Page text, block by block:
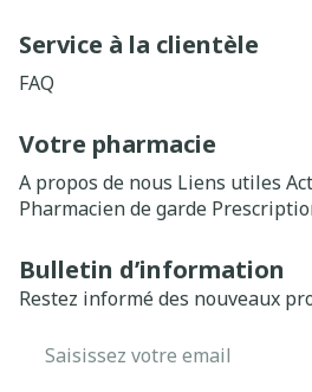
Service à la clientèle
FAQ
Votre pharmacie
A propos de nous Liens utiles
Pharmacien de garde
Bulletin d’information
Restez informé des nouveaux